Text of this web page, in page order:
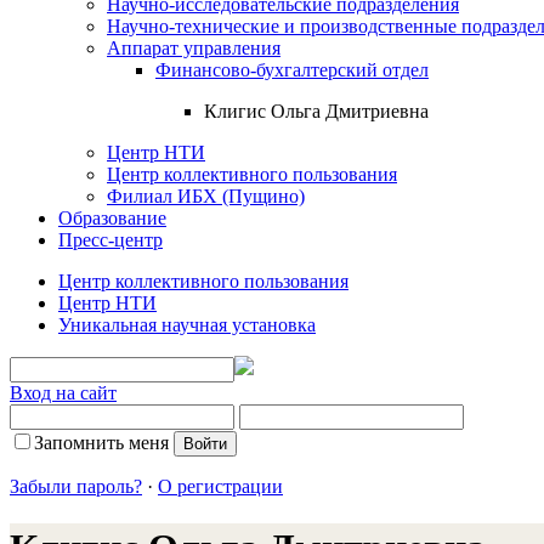
Научно-технические и производственные
Аппарат управления
Финансово-бухгалтерский отдел
Клигис Ольга Дмитриевна
Центр НТИ
Центр коллективного пользования
Филиал ИБХ (Пущино)
Образование
Пресс-центр
Центр коллективного пользования
Центр НТИ
Уникальная научная установка
Вход на сайт
Запомнить меня
Забыли пароль? · О регистрации